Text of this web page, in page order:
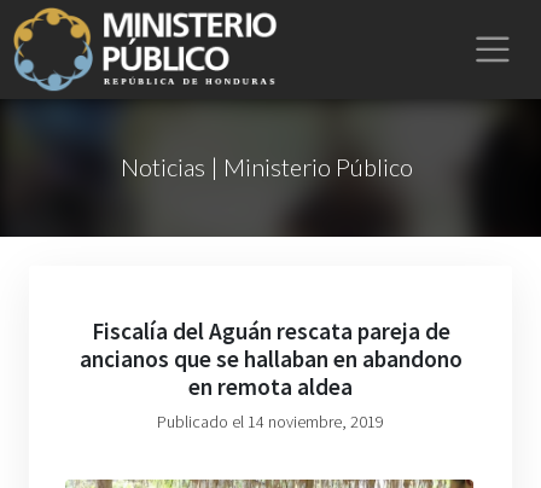
Noticias | Ministerio Público
Fiscalía del Aguán rescata pareja de
ancianos que se hallaban en abandono
en remota aldea
Publicado el 14 noviembre, 2019